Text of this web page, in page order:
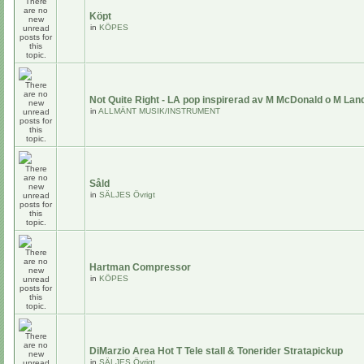
Köpt
in KÖPES
Not Quite Right - LA pop inspirerad av M McDonald o M
in ALLMÄNT MUSIK/INSTRUMENT
Såld
in SÄLJES Övrigt
Hartman Compressor
in KÖPES
DiMarzio Area Hot T Tele stall & Tonerider Stratapickup
in SÄLJES Övrigt